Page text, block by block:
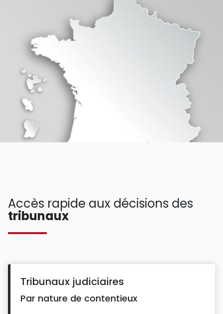
Accès rapide aux décisions des
tribunaux
Tribunaux judiciaires
Par nature de contentieux